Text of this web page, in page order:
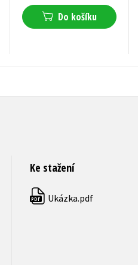
Do košíku
Ke stažení
PDF Ukázka.pdf